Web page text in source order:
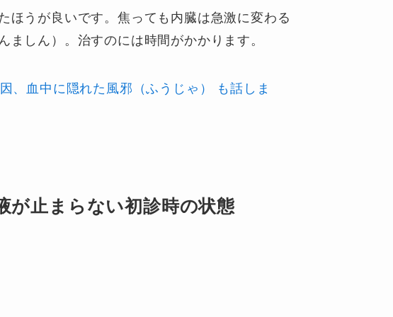
ほうが良いです。焦っても内臓は急激に変わる
しん）。治すのには時間がかかります。
、血中に隠れた風邪（ふうじゃ） も話しま
が止まらない初診時の状態